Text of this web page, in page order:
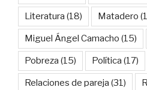
Literatura (18) Matadero
Miguel Ángel Camacho (15)
Pobreza (15) Política (17)
Relaciones de pareja (31)